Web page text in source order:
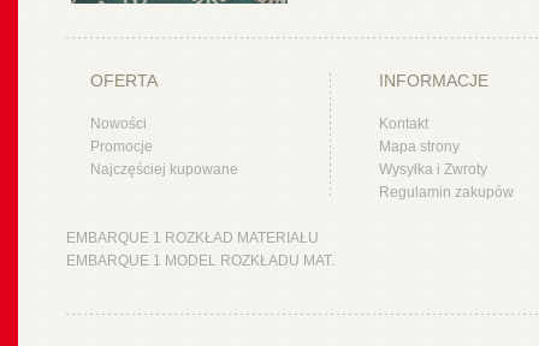
OFERTA
Nowości
Promocje
Najczęściej kupowane
INFORMACJE
Kontakt
Mapa strony
Wysyłka i Zwroty
Regulamin zakupów
EMBARQUE 1 ROZKŁAD MATERIAŁU
EMBARQUE 1 MODEL ROZKŁADU MAT.